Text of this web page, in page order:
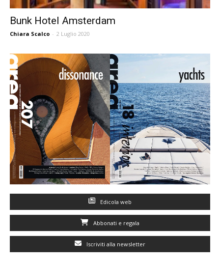
Bunk Hotel Amsterdam
Chiara Scalco - 2 Luglio 2020
Edicola web
Abbonati e regala
Iscriviti alla newsletter